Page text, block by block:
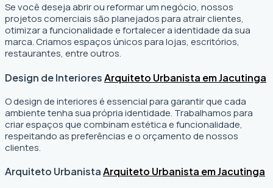
Se você deseja abrir ou reformar um negócio, nossos
projetos comerciais são planejados para atrair clientes,
otimizar a funcionalidade e fortalecer a identidade da sua
marca. Criamos espaços únicos para lojas, escritórios,
restaurantes, entre outros.
Design de InterioresArquiteto Urbanista em Jacutinga
O design de interiores é essencial para garantir que cada
ambiente tenha sua própria identidade. Trabalhamos para
criar espaços que combinam estética e funcionalidade,
respeitando as preferências e o orçamento de nossos
clientes.
Arquiteto UrbanistaArquiteto Urbanista em Jacutinga